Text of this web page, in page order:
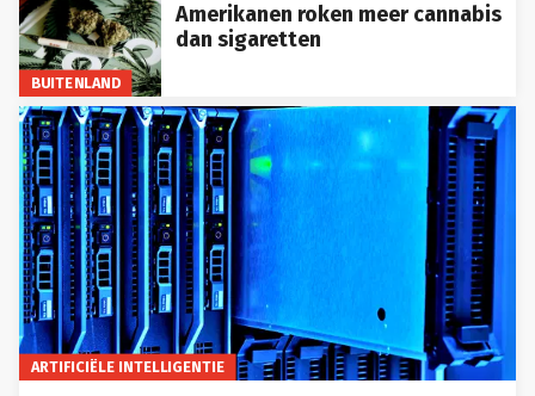
BUITENLAND
Amerikanen roken meer cannabis
dan sigaretten
ARTIFICIËLE INTELLIGENTIE